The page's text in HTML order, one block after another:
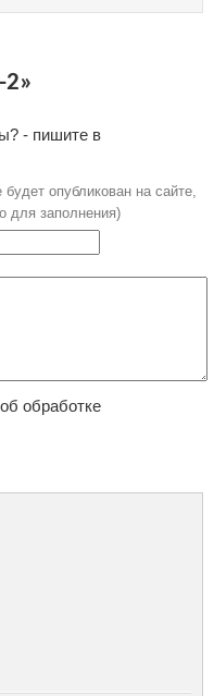
- пишите в
будет опубликован на сайте,
для заполнения)
об обработке